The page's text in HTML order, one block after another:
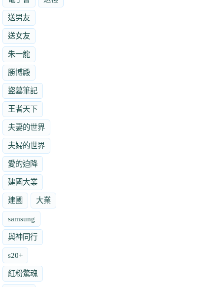
送男友
送女友
朱一龍
勝博殿
盜墓筆記
王者天下
夫妻的世界
夫婦的世界
愛的迫降
建國大業
建國 大業
samsung
與神同行
s20+
紅粉驚魂